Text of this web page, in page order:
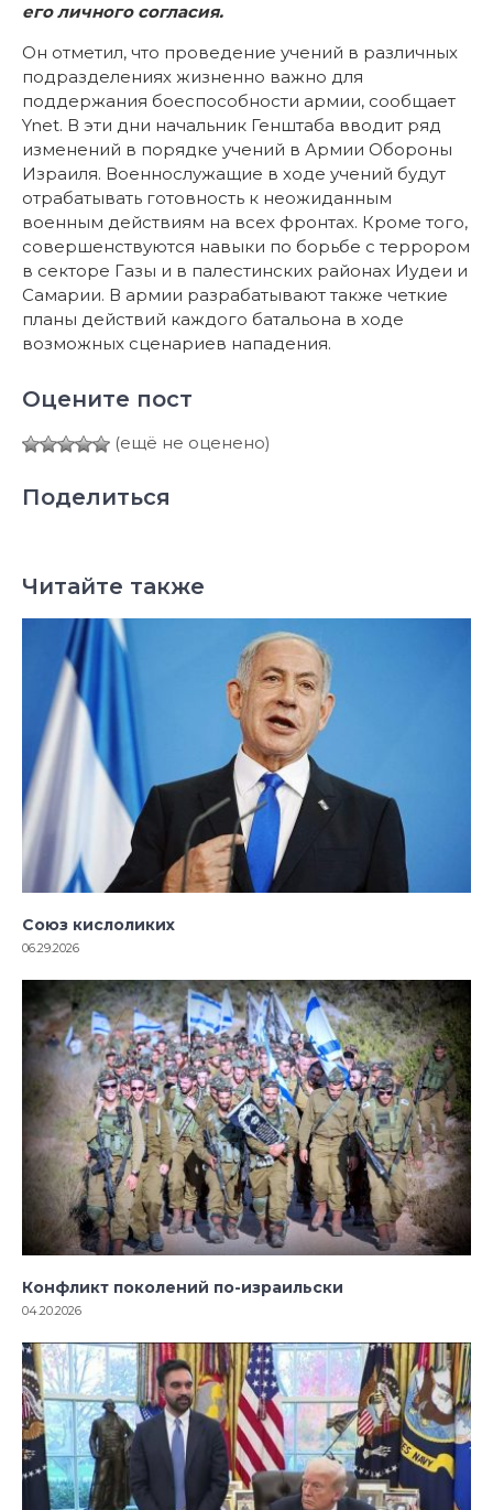
его личного согласия.
Он отметил, что проведение учений в различных
подразделениях жизненно важно для
поддержания боеспособности армии, сообщает
Ynet. В эти дни начальник Генштаба вводит ряд
изменений в порядке учений в Армии Обороны
Израиля. Военнослужащие в ходе учений будут
отрабатывать готовность к неожиданным
военным действиям на всех фронтах. Кроме того,
совершенствуются навыки по борьбе с террором
в секторе Газы и в палестинских районах Иудеи и
Самарии. В армии разрабатывают также четкие
планы действий каждого батальона в ходе
возможных сценариев нападения.
Оцените пост
(ещё не оценено)
Поделиться
Читайте также
Союз кислоликих
06.29.2026
Конфликт поколений по-израильски
04.20.2026